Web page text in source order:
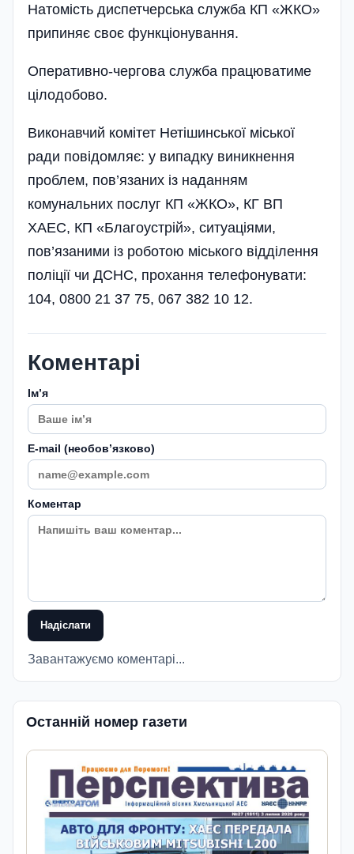
Натомість диспетчерська служба КП «ЖКО»
припиняє своє функціонування.
Оперативно-чергова служба працюватиме
цілодобово.
Виконавчий комітет Нетішинської міської
ради повідомляє: у випадку виникнення
проблем, пов’язаних із наданням
комунальних послуг КП «ЖКО», КГ ВП
ХАЕС, КП «Благоустрій», ситуаціями,
пов’язаними із роботою міського відділення
поліції чи ДСНС, прохання телефонувати:
104, 0800 21 37 75, 067 382 10 12.
Коментарі
Імʼя
E-mail (необовʼязково)
Коментар
Надіслати
Завантажуємо коментарі...
Останній номер газети